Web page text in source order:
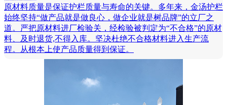
原材料质量是保证护栏质量与寿命的关键。多年来，金汤护栏
始终坚持“做产品就是做良心，做企业就是树品牌”的立厂之
道。严把原材料进厂检验关，经检验被判定为“不合格”的原材
料、及时退货,不得入库。坚决杜绝不合格材料进入生产流
程。从根本上使产品质量得到保证。